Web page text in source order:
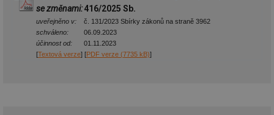
se změnami:416/2025 Sb.
uveřejněno v:
č. 131/2023 Sbírky zákonů na straně 3962
schváleno:
06.09.2023
účinnost od:
01.11.2023
[Textová verze] [PDF verze (7735 kB)]